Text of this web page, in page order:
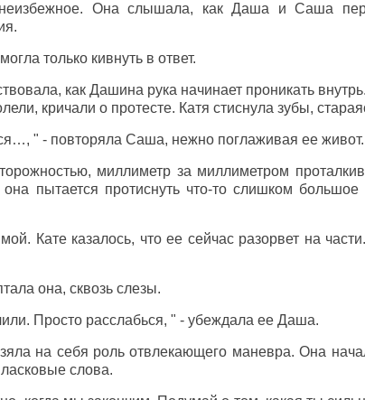
неизбежное. Она слышала, как Даша и Саша
только кивнуть в ответ.
как Дашина рука начинает проникать
кричали о протесте. Катя стиснула зубы,
" - повторяла Саша, нежно поглаживая ее живот.
миллиметр за миллиметром
пытается протиснуть что-то слишком
Кате казалось, что ее сейчас разорвет на
она, сквозь слезы.
Просто расслабься, " - убеждала ее Даша.
на себя роль отвлекающего маневра. Она
слова.